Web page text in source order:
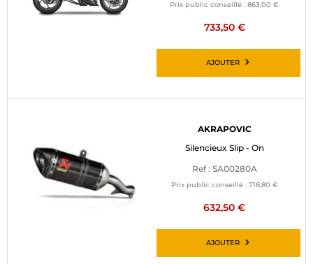
Prix public conseillé : 863,00 €
733,50 €
AJOUTER
AKRAPOVIC
Silencieux Slip - On
Ref : SA00280A
Prix public conseillé : 718,80 €
632,50 €
AJOUTER